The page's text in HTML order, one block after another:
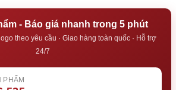
- Báo giá nhanh trong 5 phút
theo yêu cầu · Giao hàng toàn quốc · Hỗ trợ
24/7
PHẨM